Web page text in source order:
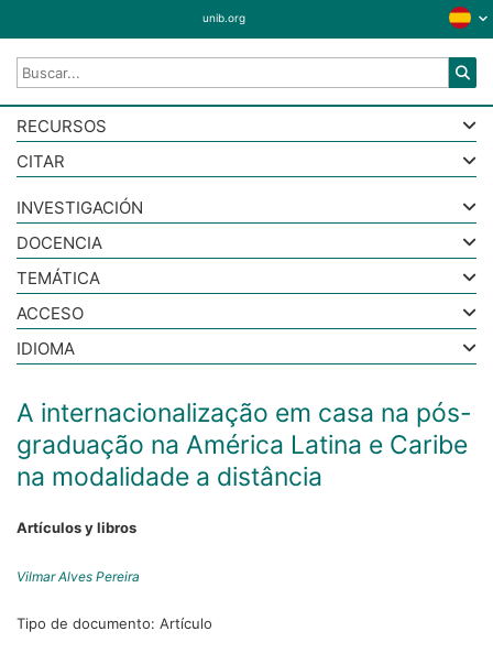
unib.org
RECURSOS
CITAR
A internacionalização em casa na pós-
graduação na América Latina e Caribe
na modalidade a distância
Artículos y libros
Vilmar Alves Pereira
Tipo de documento: Artículo
INVESTIGACIÓN
DOCENCIA
TEMÁTICA
ACCESO
IDIOMA